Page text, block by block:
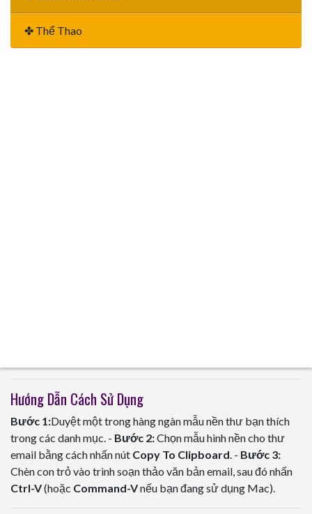
✤ Thể Thao
Hướng Dẫn Cách Sử Dụng
Bước 1:Duyệt một trong hàng ngàn mẫu nền thư bạn thích
trong các danh mục. - Bước 2:Chọn mẫu hình nền cho thư
email bằng cách nhấn nút Copy To Clipboard . - Bước 3:
Chèn con trỏ vào trình soạn thảo văn bản email, sau đó nhấn
Ctrl-V(hoặc Command-Vnếu bạn đang sử dụng Mac).